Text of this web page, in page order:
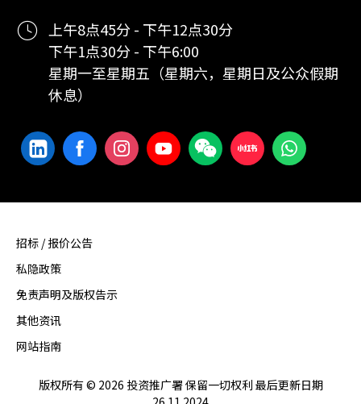
上午8点45分 - 下午12点30分
下午1点30分 - 下午6:00
星期一至星期五（星期六，星期日及公众假期
休息）
招标 / 报价公告
私隐政策
免责声明及版权告示
其他资讯
网站指南
版权所有 © 2026 投资推广署 保留一切权利 最后更新日期